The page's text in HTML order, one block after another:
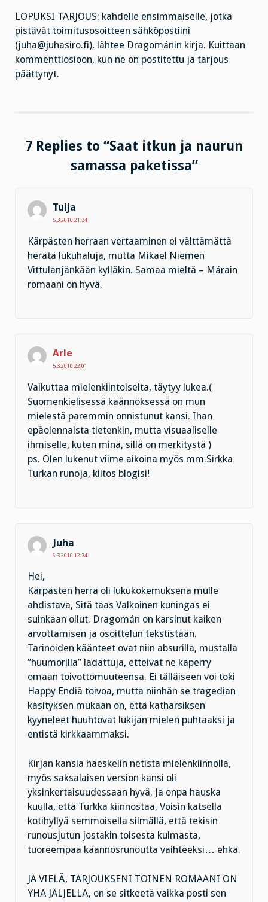
LOPUKSI TARJOUS: kahdelle ensimmäiselle, jotka
pistävät toimitusosoitteen sähköpostiini
(juha@juhasiro.fi), lähtee Dragománin kirja. Kuittaan
kommenttiosioon, kun ne on postitettu ja tarjous
päättynyt.
7 Replies to “Saat itkun ja naurun
samassa paketissa”
Tuija
5.3.2010 21:34
Kärpästen herraan vertaaminen ei välttämättä
herätä lukuhaluja, mutta Mikael Niemen
Vittulanjänkään kylläkin. Samaa mieltä – Márain
romaani on hyvä.
Arle
5.3.2010 22:01
Vaikuttaa mielenkiintoiselta, täytyy lukea.(
Suomenkielisessä käännöksessä on mun
mielestä paremmin onnistunut kansi. Ihan
epäolennaista tietenkin, mutta visuaaliselle
ihmiselle, kuten minä, sillä on merkitystä )
ps. Olen lukenut viime aikoina myös mm.Sirkka
Turkan runoja, kiitos blogisi!
Juha
6.3.2010 12:34
Hei,
Kärpästen herra oli lukukokemuksena mulle
ahdistava, Sitä taas Valkoinen kuningas ei
suinkaan ollut. Dragomán on karsinut kaiken
arvottamisen ja osoittelun tekstistään.
Tarinoiden käänteet ovat niin absurilla, mustalla
”huumorilla” ladattuja, etteivät ne käperry
omaan toivottomuuteensa. Ei tälläiseen voi toki
Happy Endiä toivoa, mutta niinhän se tragedian
käsityksen mukaan on, että katharsiksen
kyyneleet huuhtovat lukijan mielen puhtaaksi ja
entistä kirkkaammaksi.
Kirjan kansia haeskelin netistä mielenkiinnolla,
myös saksalaisen version kansi oli
yksinkertaisuudessaan hyvä. Ja onpa hauska
kuulla, että Turkka kiinnostaa. Voisin katsella
kotihyllyä semmoisella silmällä, että tekisin
runousjutun jostakin toisesta kulmasta,
tuoreempaa käännösrunoutta vaihteeksi… ehkä.
JA VIELÄ, TARJOUKSENI TOINEN ROMAANI ON
YHÄ JÄLJELLÄ, on se sitkeetä vaikka posti sen